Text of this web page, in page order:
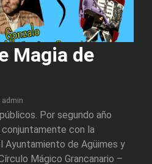
Magia de
Byline
admin
Por segundo año
con la
Ayuntamiento de Agüimes y
Mágico Grancanario –